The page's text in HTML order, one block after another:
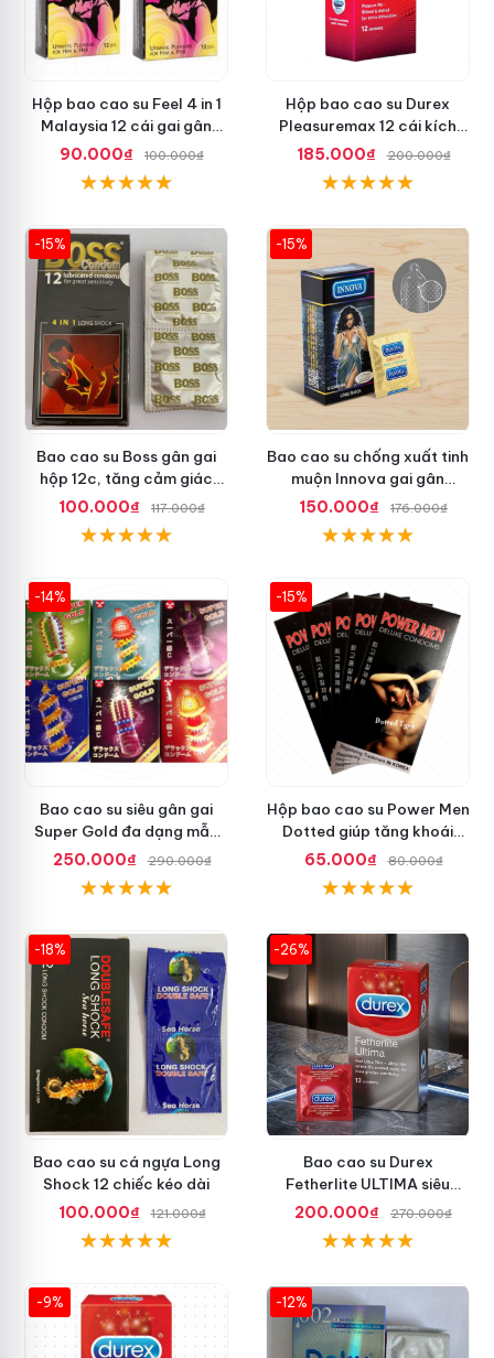
Hộp bao cao su Feel 4 in 1
Malaysia 12 cái gai gân
thắt dễ sử dụng
90.000₫ 100.000₫
Hộp bao cao su Durex
Pleasuremax 12 cái kích
thích tăng khoái cảm
185.000₫ 200.000₫
-15%
Bao cao su Boss gân gai
hộp 12c, tăng cảm giác
thăng hoa
100.000₫ 117.000₫
-15%
Bao cao su chống xuất tinh
muộn Innova gai gân
Malaysia
150.000₫ 176.000₫
-14%
Bao cao su siêu gân gai
Super Gold đa dạng mẫu
mã mới lạ
250.000₫ 290.000₫
-15%
Hộp bao cao su Power Men
Dotted giúp tăng khoái
cảm gấp đôi
65.000₫ 80.000₫
-18%
Bao cao su cá ngựa Long
Shock 12 chiếc kéo dài
100.000₫
121.000₫
-26%
Bao cao su Durex
Fetherlite ULTIMA siêu
mỏng tăng cảm giác
200.000₫ 270.000₫
-9% -12%